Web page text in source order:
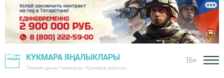
КУКМАРА ЯҢАЛЫКЛАРЫ
"Хезмәт даны" газетасы - Кукмара районы
16+